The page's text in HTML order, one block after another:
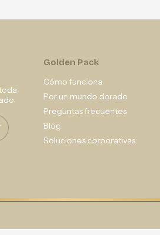
Golden Pack
Cómo funciona
Por un mundo dorado
Preguntas frecuentes
Blog
Soluciones corporativas